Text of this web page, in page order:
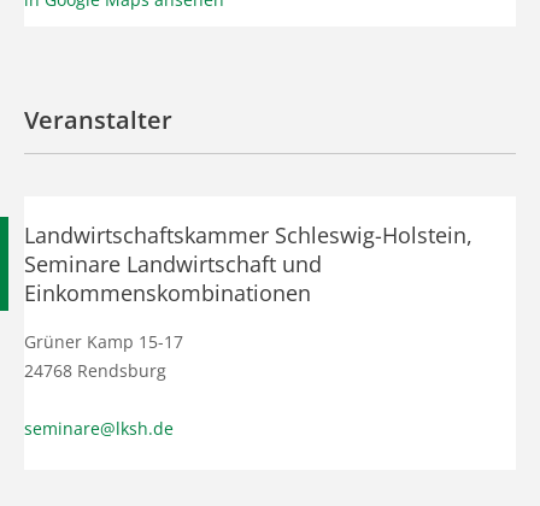
Veranstalter
Landwirtschaftskammer Schleswig-Holstein,
Seminare Landwirtschaft und
Einkommenskombinationen
Grüner Kamp 15-17
24768 Rendsburg
seminare@lksh.de